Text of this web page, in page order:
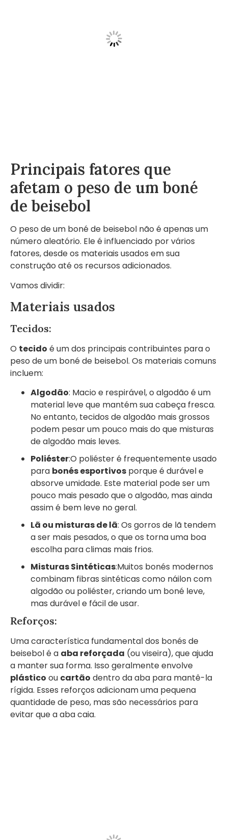
Principais fatores que
afetam o peso de um boné
de beisebol
O peso de um boné de beisebol não é apenas um
número aleatório. Ele é influenciado por vários
fatores, desde os materiais usados em sua
construção até os recursos adicionados.
Vamos dividir:
Materiais usados
Tecidos:
O tecido é um dos principais contribuintes para o
peso de um boné de beisebol. Os materiais comuns
incluem:
Algodão: Macio e respirável, o algodão é um
material leve que mantém sua cabeça fresca.
No entanto, tecidos de algodão mais grossos
podem pesar um pouco mais do que misturas
de algodão mais leves.
Poliéster:O poliéster é frequentemente usado
para bonés esportivos porque é durável e
absorve umidade. Este material pode ser um
pouco mais pesado que o algodão, mas ainda
assim é bem leve no geral.
Lã ou misturas de lã: Os gorros de lã tendem
a ser mais pesados, o que os torna uma boa
escolha para climas mais frios.
Misturas Sintéticas:Muitos bonés modernos
combinam fibras sintéticas como náilon com
algodão ou poliéster, criando um boné leve,
mas durável e fácil de usar.
Reforços:
Uma característica fundamental dos bonés de
beisebol é a aba reforçada (ou viseira), que ajuda
a manter sua forma. Isso geralmente envolve
plástico ou cartão dentro da aba para mantê-la
rígida. Esses reforços adicionam uma pequena
quantidade de peso, mas são necessários para
evitar que a aba caia.